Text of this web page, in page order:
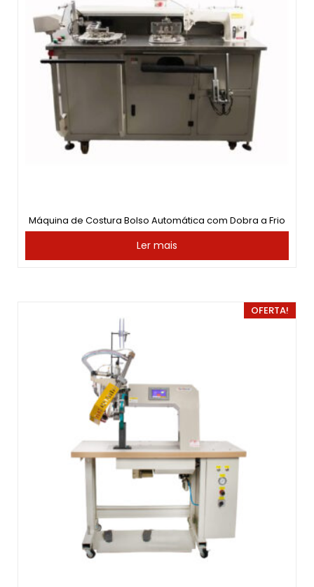
Máquina de Costura Bolso Automática com Dobra a Frio
Ler mais
OFERTA!